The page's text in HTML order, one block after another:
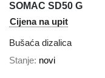
SOMAC SD50 G
Cijena na upit
Bušaća dizalica
Stanje novi